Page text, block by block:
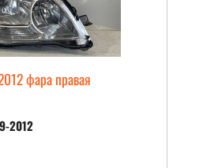
фара правая
2012